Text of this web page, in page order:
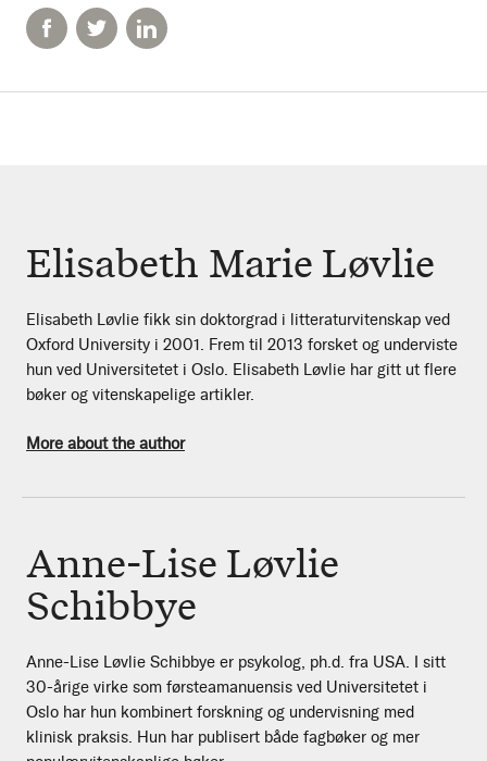
Elisabeth Marie Løvlie
Elisabeth Løvlie fikk sin doktorgrad i litteraturvitenskap ved
Oxford University i 2001. Frem til 2013 forsket og underviste
hun ved Universitetet i Oslo. Elisabeth Løvlie har gitt ut flere
bøker og vitenskapelige artikler.
More about the author
Anne-Lise Løvlie
Schibbye
Anne-Lise Løvlie Schibbye er psykolog, ph.d. fra USA. I sitt
30-årige virke som førsteamanuensis ved Universitetet i
Oslo har hun kombinert forskning og undervisning med
klinisk praksis. Hun har publisert både fagbøker og mer